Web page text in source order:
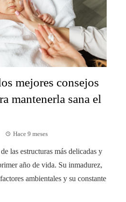
mejores consejos
mantenerla sana el
Hace 9 meses
las estructuras más delicadas y
año de vida. Su inmadurez,
ambientales y su constante